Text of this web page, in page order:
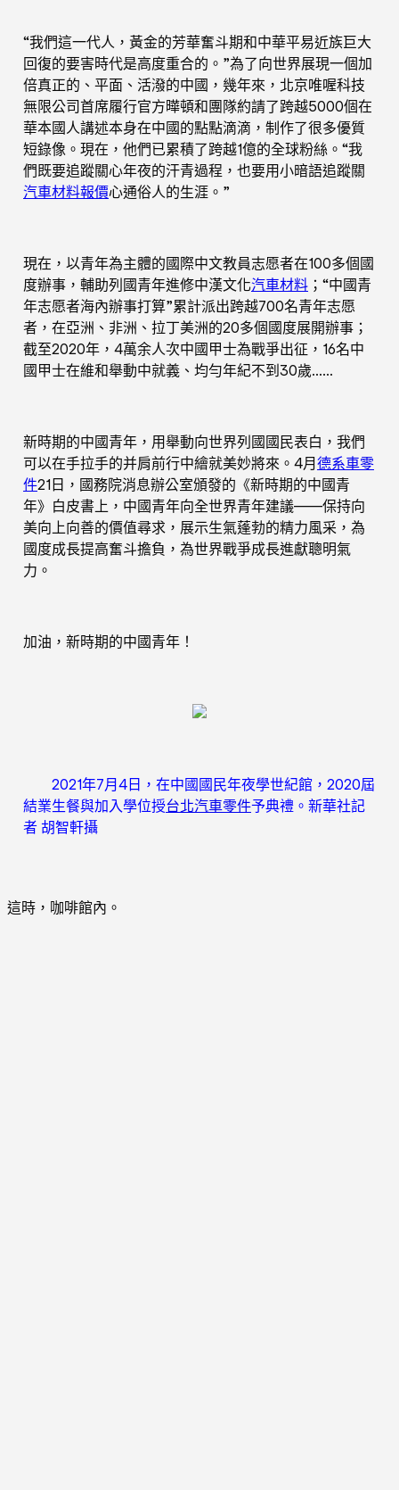
“我們這一代人，黃金的芳華奮斗期和中華平易近族巨大
回復的要害時代是高度重合的。”為了向世界展現一個加
倍真正的、平面、活潑的中國，幾年來，北京唯喔科技
無限公司首席履行官方曄頓和團隊約請了跨越5000個在
華本國人講述本身在中國的點點滴滴，制作了很多優質
短錄像。現在，他們已累積了跨越1億的全球粉絲。“我
們既要追蹤關心年夜的汗青過程，也要用小暗語追蹤關
汽車材料報價心通俗人的生涯。”
現在，以青年為主體的國際中文教員志愿者在100多個國
度辦事，輔助列國青年進修中漢文化汽車材料 ；“中國青
年志愿者海內辦事打算”累計派出跨越700名青年志愿
者，在亞洲、非洲、拉丁美洲的20多個國度展開辦事；
截至2020年，4萬余人次中國甲士為戰爭出征，16名中
國甲士在維和舉動中就義、均勻年紀不到30歲……
新時期的中國青年，用舉動向世界列國國民表白，我們
可以在手拉手的并肩前行中繪就美妙將來。4月德系車零
件21日，國務院消息辦公室頒發的《新時期的中國青
年》白皮書上，中國青年向全世界青年建議——保持向
美向上向善的價值尋求，展示生氣蓬勃的精力風采，為
國度成長提高奮斗擔負，為世界戰爭成長進獻聰明氣
力。
加油，新時期的中國青年！
2021年7月4日，在中國國民年夜學世紀館，2020屆
結業生餐與加入學位授台北汽車零件予典禮。新華社記
者 胡智軒攝
這時，咖啡館內。